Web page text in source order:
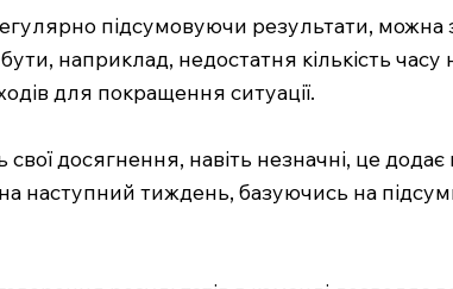
підсумовуючи результати, можна
наприклад, недостатня кількість часу
для покращення ситуації.
досягнення, навіть незначні, це додає
наступний тиждень, базуючись на